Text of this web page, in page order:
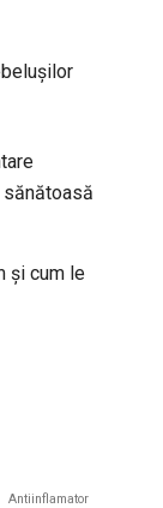
și cum le
Antiinflamator